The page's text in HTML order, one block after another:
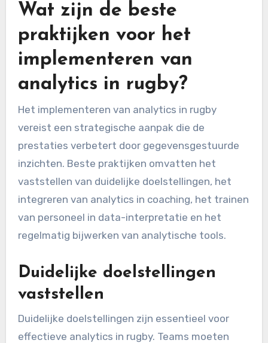
Wat zijn de beste
praktijken voor het
implementeren van
analytics in rugby?
Het implementeren van analytics in rugby
vereist een strategische aanpak die de
prestaties verbetert door gegevensgestuurde
inzichten. Beste praktijken omvatten het
vaststellen van duidelijke doelstellingen, het
integreren van analytics in coaching, het trainen
van personeel in data-interpretatie en het
regelmatig bijwerken van analytische tools.
Duidelijke doelstellingen
vaststellen
Duidelijke doelstellingen zijn essentieel voor
effectieve analytics in rugby. Teams moeten